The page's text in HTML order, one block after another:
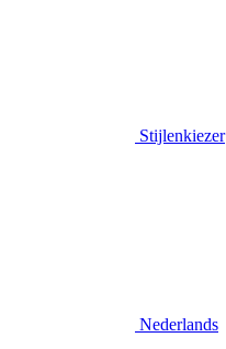
Stijlenkiezer
Nederlands